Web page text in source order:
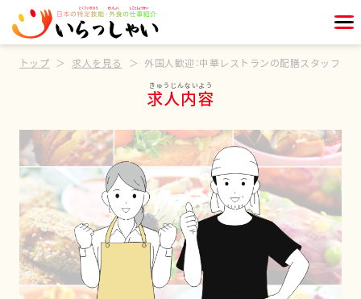
トップ 求人を見る 外国人歓迎：中華レストランの配膳スタッフ
求人内容